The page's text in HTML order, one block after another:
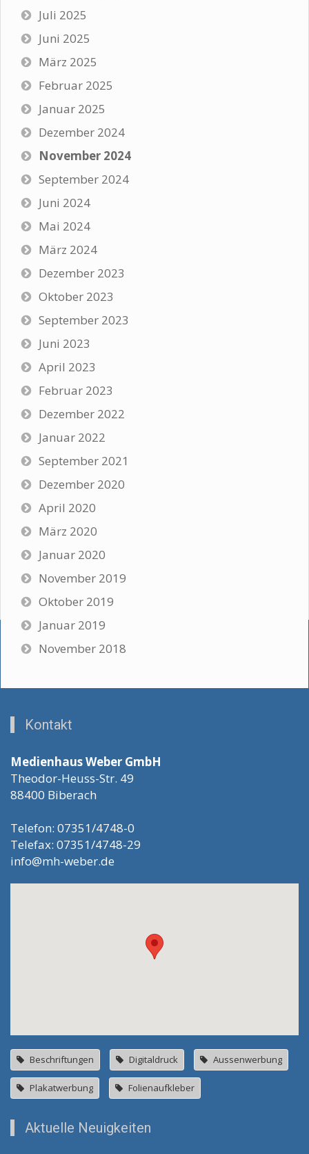
Juli 2025
Juni 2025
März 2025
Februar 2025
Januar 2025
Dezember 2024
November 2024
September 2024
Juni 2024
Mai 2024
März 2024
Dezember 2023
Oktober 2023
September 2023
Juni 2023
April 2023
Februar 2023
Dezember 2022
Januar 2022
September 2021
Dezember 2020
April 2020
März 2020
Januar 2020
November 2019
Oktober 2019
Januar 2019
November 2018
Kontakt
Medienhaus Weber GmbH
Theodor-Heuss-Str. 49
88400 Biberach
Telefon: 07351/4748-0
Telefax: 07351/4748-29
info@mh-weber.de
Beschriftungen Digitaldruck Aussenwerbung
Plakatwerbung Folienaufkleber
Aktuelle Neuigkeiten